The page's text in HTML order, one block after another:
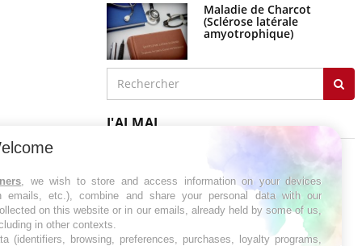
Maladie de Charcot
(Sclérose latérale
amyotrophique)
J'AI MAL
, we wish to store and access information on your devices
emails, etc.), combine and share your personal data with our
on this website or in our emails, already held by some of us,
in other contexts.
(identifiers, browsing, preferences, purchases, loyalty programs,